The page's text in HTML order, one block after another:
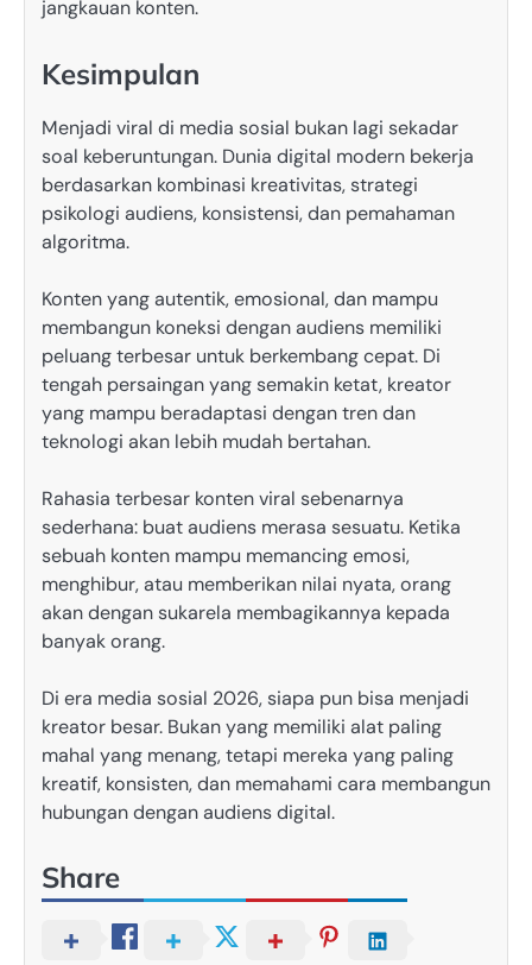
jangkauan konten.
Kesimpulan
Menjadi viral di media sosial bukan lagi sekadar
soal keberuntungan. Dunia digital modern bekerja
berdasarkan kombinasi kreativitas, strategi
psikologi audiens, konsistensi, dan pemahaman
algoritma.
Konten yang autentik, emosional, dan mampu
membangun koneksi dengan audiens memiliki
peluang terbesar untuk berkembang cepat. Di
tengah persaingan yang semakin ketat, kreator
yang mampu beradaptasi dengan tren dan
teknologi akan lebih mudah bertahan.
Rahasia terbesar konten viral sebenarnya
sederhana: buat audiens merasa sesuatu. Ketika
sebuah konten mampu memancing emosi,
menghibur, atau memberikan nilai nyata, orang
akan dengan sukarela membagikannya kepada
banyak orang.
Di era media sosial 2026, siapa pun bisa menjadi
kreator besar. Bukan yang memiliki alat paling
mahal yang menang, tetapi mereka yang paling
kreatif, konsisten, dan memahami cara membangun
hubungan dengan audiens digital.
Share